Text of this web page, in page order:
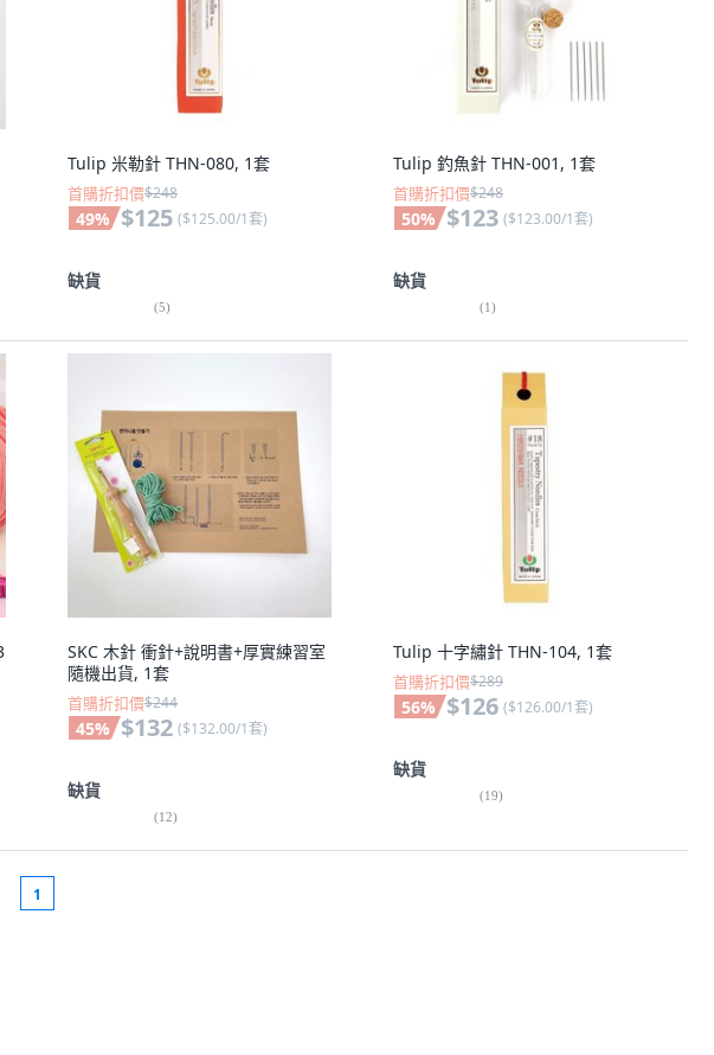
Tulip 米勒針 THN-080, 1套
首購折扣價$248
49% $125 ($125.00/1套)
缺貨
(5)
Tulip 釣魚針 THN-001, 1套
首購折扣價$248
50% $123 ($123.00/1套)
缺貨
(1)
SKC 木針 衝針+說明書+厚實練習室
隨機出貨, 1套
首購折扣價$244
45% $132 ($132.00/1套)
缺貨
(12)
Tulip 十字繡針 THN-104, 1套
首購折扣價$289
56% $126 ($126.00/1套)
缺貨
(19)
1